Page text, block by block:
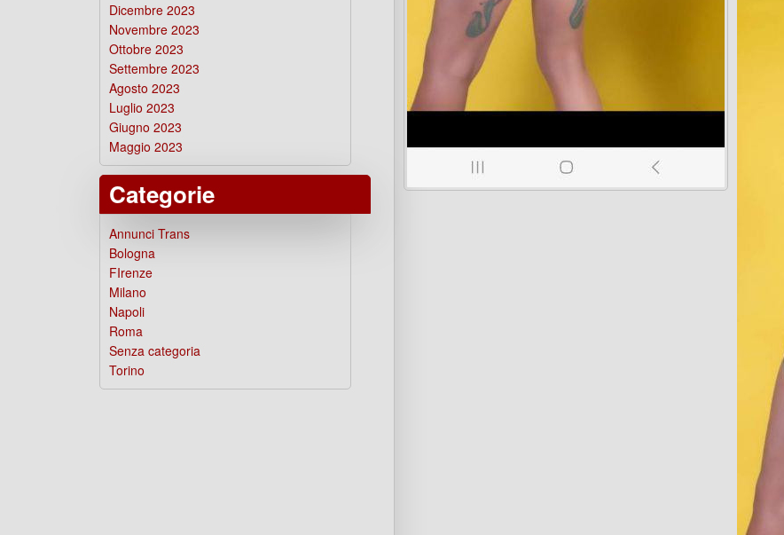
Dicembre 2023
Novembre 2023
Ottobre 2023
Settembre 2023
Agosto 2023
Luglio 2023
Giugno 2023
Maggio 2023
Categorie
Annunci Trans
Bologna
FIrenze
Milano
Napoli
Roma
Senza categoria
Torino